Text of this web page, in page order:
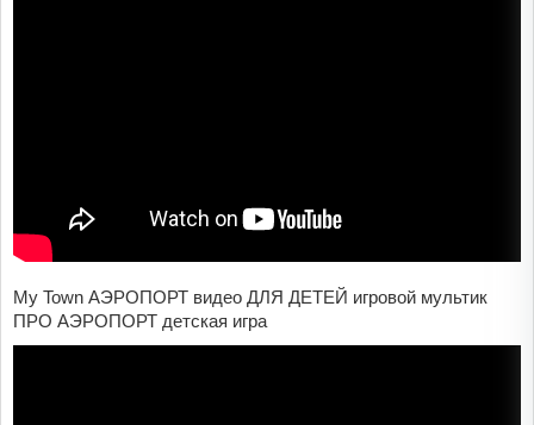
My Town АЭРОПОРТ видео ДЛЯ ДЕТЕЙ игровой мультик
ПРО АЭРОПОРТ детская игра